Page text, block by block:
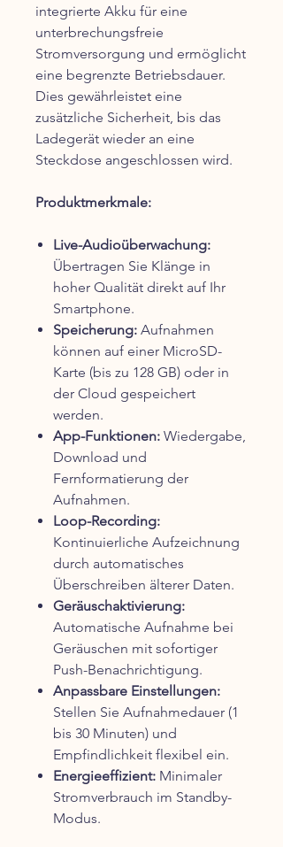
integrierte Akku für eine
unterbrechungsfreie
Stromversorgung und ermöglicht
eine begrenzte Betriebsdauer.
Dies gewährleistet eine
zusätzliche Sicherheit, bis das
Ladegerät wieder an eine
Steckdose angeschlossen wird.
Produktmerkmale:
Live-Audioüberwachung:
Übertragen Sie Klänge in
hoher Qualität direkt auf Ihr
Smartphone.
Speicherung: Aufnahmen
können auf einer MicroSD-
Karte (bis zu 128 GB) oder in
der Cloud gespeichert
werden.
App-Funktionen: Wiedergabe,
Download und
Fernformatierung der
Aufnahmen.
Loop-Recording:
Kontinuierliche Aufzeichnung
durch automatisches
Überschreiben älterer Daten.
Geräuschaktivierung:
Automatische Aufnahme bei
Geräuschen mit sofortiger
Push-Benachrichtigung.
Anpassbare Einstellungen:
Stellen Sie Aufnahmedauer (1
bis 30 Minuten) und
Empfindlichkeit flexibel ein.
Energieeffizient: Minimaler
Stromverbrauch im Standby-
Modus.